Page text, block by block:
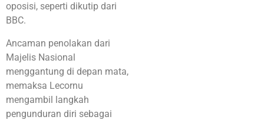
oposisi, seperti dikutip dari
BBC.
Ancaman penolakan dari
Majelis Nasional
menggantung di depan mata,
memaksa Lecornu
mengambil langkah
pengunduran diri sebagai